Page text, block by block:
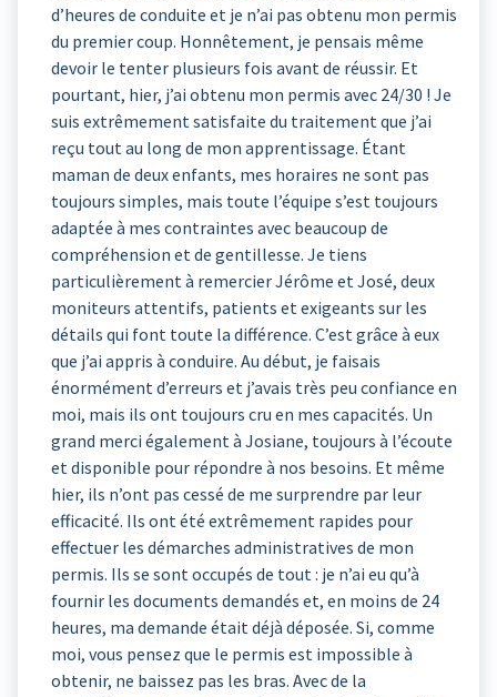
d’heures de conduite et je n’ai pas obtenu mon permis
du premier coup. Honnêtement, je pensais même
devoir le tenter plusieurs fois avant de réussir. Et
pourtant, hier, j’ai obtenu mon permis avec 24/30 ! Je
suis extrêmement satisfaite du traitement que j’ai
reçu tout au long de mon apprentissage. Étant
maman de deux enfants, mes horaires ne sont pas
toujours simples, mais toute l’équipe s’est toujours
adaptée à mes contraintes avec beaucoup de
compréhension et de gentillesse. Je tiens
particulièrement à remercier Jérôme et José, deux
moniteurs attentifs, patients et exigeants sur les
détails qui font toute la différence. C’est grâce à eux
que j’ai appris à conduire. Au début, je faisais
énormément d’erreurs et j’avais très peu confiance en
moi, mais ils ont toujours cru en mes capacités. Un
grand merci également à Josiane, toujours à l’écoute
et disponible pour répondre à nos besoins. Et même
hier, ils n’ont pas cessé de me surprendre par leur
efficacité. Ils ont été extrêmement rapides pour
effectuer les démarches administratives de mon
permis. Ils se sont occupés de tout : je n’ai eu qu’à
fournir les documents demandés et, en moins de 24
heures, ma demande était déjà déposée. Si, comme
moi, vous pensez que le permis est impossible à
obtenir, ne baissez pas les bras. Avec de la